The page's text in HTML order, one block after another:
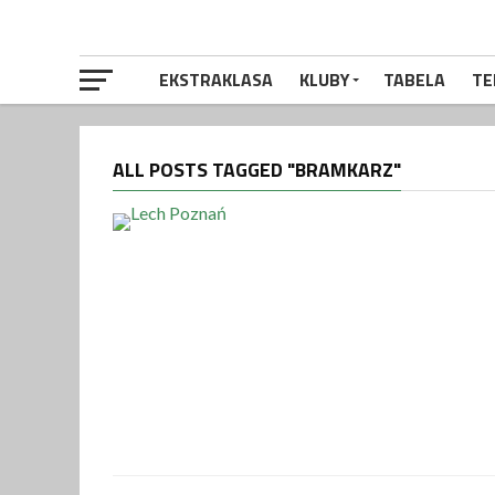
EKSTRAKLASA KLUBY TABELA
ALL POSTS TAGGED "BRAMKARZ"